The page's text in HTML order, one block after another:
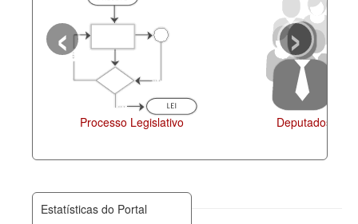
Processo Legislativo Deputados
‹ ›
Estatísticas do Portal